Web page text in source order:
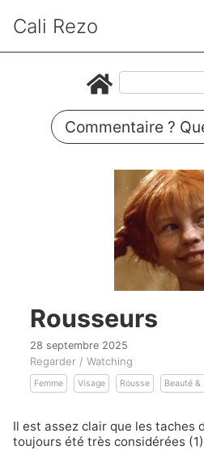
Cali Rezo
Commentaire ?
Rousseurs
28 septembre 2025
Regarder / Watching
Femme Visage Rousse Beauté &
Il est assez clair que les taches
toujours été très considérées